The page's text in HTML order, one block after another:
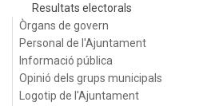
Resultats electorals
Òrgans de govern
Personal de l'Ajuntament
Informació pública
Opinió dels grups municipals
Logotip de l'Ajuntament